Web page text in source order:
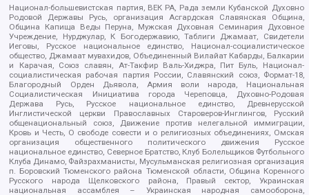
Национал-большевистская партия, ВЕК РА, Рада земли Кубанской Духовно
Родовой Державы Русь, организация Асгардская Славянская Община,
Община Капища Веды Перуна, Мужская Духовная Семинария Духовное
Учреждение, Нурджулар, К Богодержавию, Таблиги Джамаат, Свидетели
Иеговы, Русское национальное единство, Национал-социалистическое
общество, Джамаат мувахидов, Объединенный Вилайат Кабарды, Балкарии
и Карачая, Союз славян, Ат-Такфир Валь-Хиджра, Пит Буль, Национал-
социалистическая рабочая партия России, Славянский союз, Формат-18,
Благородный Орден Дьявола, Армия воли народа, Национальная
Социалистическая Инициатива города Череповца, Духовно-Родовая
Держава Русь, Русское национальное единство, Древнерусской
Инглистической церкви Православных Староверов-Инглингов, Русский
общенациональный союз, Движение против нелегальной иммиграции,
Кровь и Честь, О свободе совести и о религиозных объединениях, Омская
организация общественного политического движения Русское
национальное единство, Северное Братство, Клуб Болельщиков Футбольного
Клуба Динамо, Файзрахманисты, Мусульманская религиозная организация
п. Боровский Тюменского района Тюменской области, Община Коренного
Русского народа Щелковского района, Правый сектор, Украинская
национальная ассамблея – Украинская народная самооборона,